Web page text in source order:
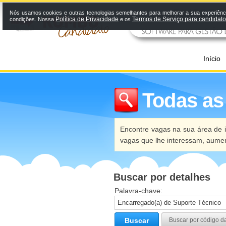
Início
Todas
Encontre vagas na sua área
vagas que lhe interessam,
Buscar por detalhes
Palavra-chave:
Buscar Buscar por código
Nós usamos cookies e outras tecnologias semelhantes para melhorar a sua
condições. Nossa Política de Privacidade e os Termos de Serviço para